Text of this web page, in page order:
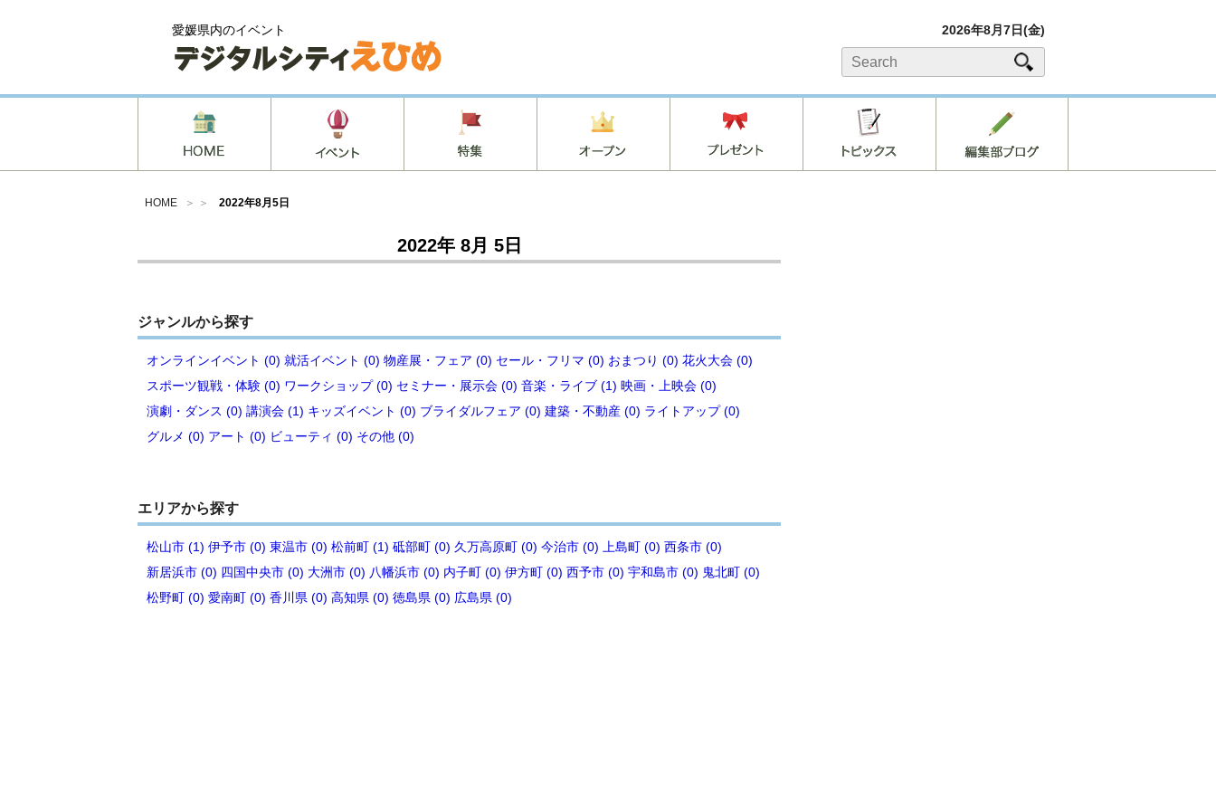
愛媛県内のイベント 2026年8月7日(金)
HOME ＞ ＞ 2022年8月5日
2022年 8月 5日
ジャンルから探す
オンラインイベント (0) 就活イベント (0) 物産展・フェア (0) セール・フリマ (0) おまつり (0) 花火大会 (0)
スポーツ観戦・体験 (0) ワークショップ (0) セミナー・展示会 (0) 音楽・ライブ (1) 映画・上映会 (0)
演劇・ダンス (0) 講演会 (1) キッズイベント (0) ブライダルフェア (0) 建築・不動産 (0) ライトアップ (0)
グルメ (0) アート (0) ビューティ (0) その他 (0)
エリアから探す
松山市 (1) 伊予市 (0) 東温市 (0) 松前町 (1) 砥部町 (0) 久万高原町 (0) 今治市 (0) 上島町 (0) 西条市 (0)
新居浜市 (0) 四国中央市 (0) 大洲市 (0) 八幡浜市 (0) 内子町 (0) 伊方町 (0) 西予市 (0) 宇和島市 (0) 鬼北町 (0)
松野町 (0) 愛南町 (0) 香川県 (0) 高知県 (0) 徳島県 (0) 広島県 (0)